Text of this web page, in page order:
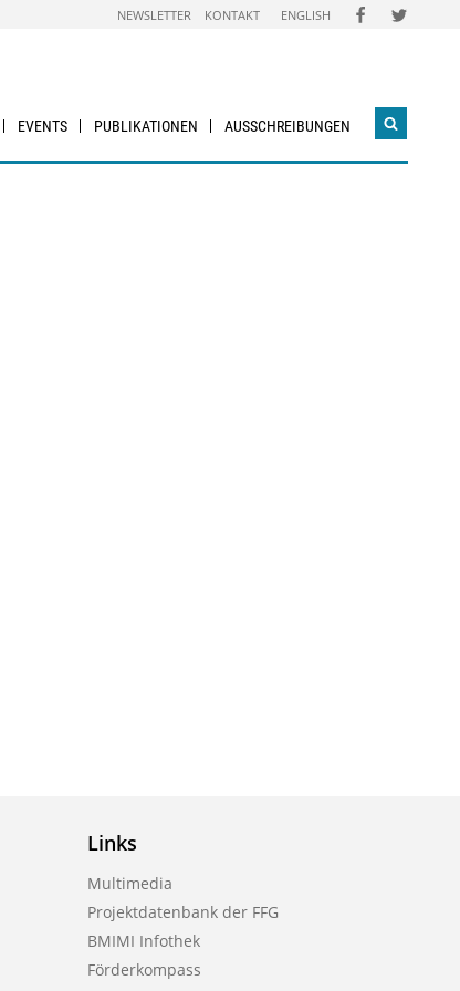
NEWSLETTER KONTAKT ENGLISH FOLGEN
SIE
FOLGEN
SIE
EVENTS PUBLIKATIONEN AUSSCHREIBUNGEN
Links
Multimedia
Projektdatenbank der FFG
BMIMI Infothek
Förderkompass